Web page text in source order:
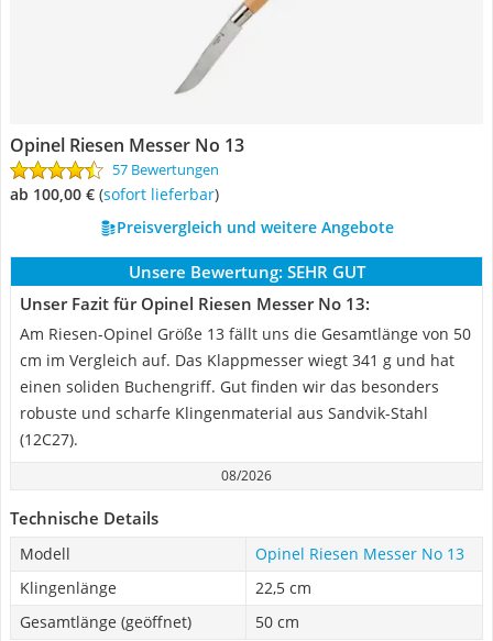
Opinel Riesen Messer No 13
57 Bewertungen
ab 100,00 € ( Sofort lieferbar)
Preisvergleich und weitere Angebote
Unsere Bewertung: SEHR GUT
Unser Fazit für Opinel Riesen Messer No 13:
Am Riesen-Opinel Größe 13 fällt uns die Gesamtlänge von 50
cm im Vergleich auf. Das Klappmesser wiegt 341 g und hat
einen soliden Buchengriff. Gut finden wir das besonders
robuste und scharfe Klingenmaterial aus Sandvik-Stahl
(12C27).
08/2026
Technische Details
Modell
Opinel Riesen Messer No 13
Klingenlänge
22,5 cm
Gesamtlänge (geöffnet)
50 cm